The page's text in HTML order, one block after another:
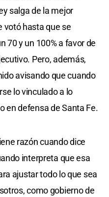
salga de la mejor
votó hasta que se
70 y un 100% a favor de
Pero, además,
avisando que cuando
lo vinculado a lo
en defensa de Santa Fe.
razón cuando dice
interpreta que esa
ajustar todo lo que sea
como gobierno de